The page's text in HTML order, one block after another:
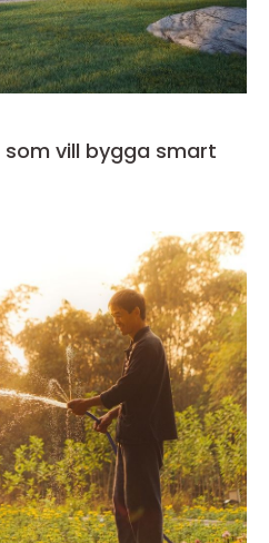
vill bygga smart